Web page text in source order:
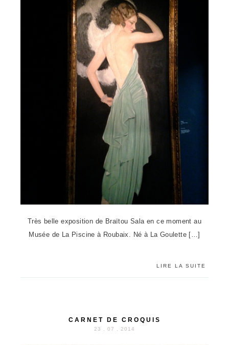
Très belle exposition de Braïtou Sala en ce moment au
Musée de La Piscine à Roubaix. Né à La Goulette […]
LIRE LA SUITE
CARNET DE CROQUIS
23 . 07 . 2014